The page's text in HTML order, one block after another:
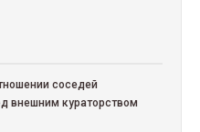
соседей
внешним кураторством